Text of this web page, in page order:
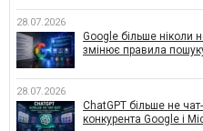
28.07.2026
Google більше ніколи
змінює правила
28.07.2026
ChatGPT більше не
конкурента Google і